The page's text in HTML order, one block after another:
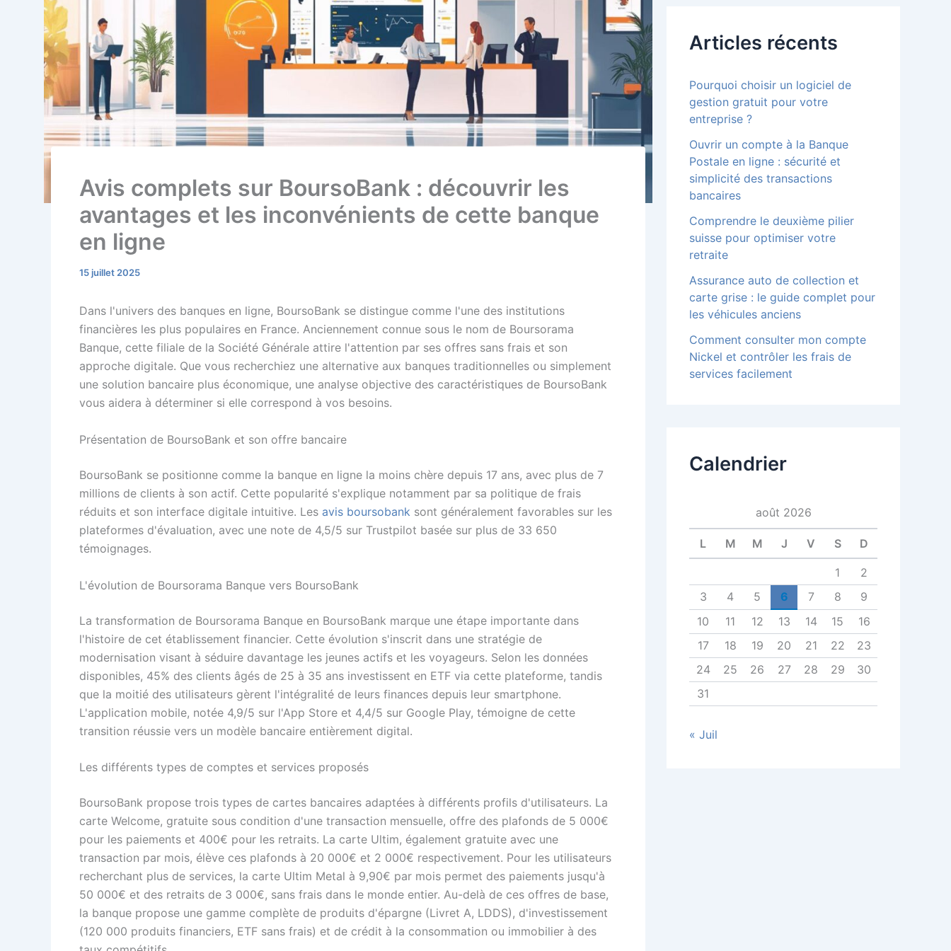
Avis complets sur BoursoBank : découvrir les
avantages et les inconvénients de cette banque
en ligne
15 juillet 2025
Dans l'univers des banques en ligne, BoursoBank se distingue comme l'une des institutions
financières les plus populaires en France. Anciennement connue sous le nom de Boursorama
Banque, cette filiale de la Société Générale attire l'attention par ses offres sans frais et son
approche digitale. Que vous recherchiez une alternative aux banques traditionnelles ou simplement
une solution bancaire plus économique, une analyse objective des caractéristiques de BoursoBank
vous aidera à déterminer si elle correspond à vos besoins.
Présentation de BoursoBank et son offre bancaire
BoursoBank se positionne comme la banque en ligne la moins chère depuis 17 ans, avec plus de 7
millions de clients à son actif. Cette popularité s'explique notamment par sa politique de frais
réduits et son interface digitale intuitive. Les avis boursobank sont généralement favorables sur les
plateformes d'évaluation, avec une note de 4,5/5 sur Trustpilot basée sur plus de 33 650
témoignages.
L'évolution de Boursorama Banque vers BoursoBank
La transformation de Boursorama Banque en BoursoBank marque une étape importante dans
l'histoire de cet établissement financier. Cette évolution s'inscrit dans une stratégie de
modernisation visant à séduire davantage les jeunes actifs et les voyageurs. Selon les données
disponibles, 45% des clients âgés de 25 à 35 ans investissent en ETF via cette plateforme, tandis
que la moitié des utilisateurs gèrent l'intégralité de leurs finances depuis leur smartphone.
L'application mobile, notée 4,9/5 sur l'App Store et 4,4/5 sur Google Play, témoigne de cette
transition réussie vers un modèle bancaire entièrement digital.
Les différents types de comptes et services proposés
BoursoBank propose trois types de cartes bancaires adaptées à différents profils d'utilisateurs. La
carte Welcome, gratuite sous condition d'une transaction mensuelle, offre des plafonds de 5 000€
pour les paiements et 400€ pour les retraits. La carte Ultim, également gratuite avec une
transaction par mois, élève ces plafonds à 20 000€ et 2 000€ respectivement. Pour les utilisateurs
recherchant plus de services, la carte Ultim Metal à 9,90€ par mois permet des paiements jusqu'à
50 000€ et des retraits de 3 000€, sans frais dans le monde entier. Au-delà de ces offres de base,
la banque propose une gamme complète de produits d'épargne (Livret A, LDDS), d'investissement
(120 000 produits financiers, ETF sans frais) et de crédit à la consommation ou immobilier à des
h
eArticles récents
Pourquoi choisir un logiciel de
gestion gratuit pour votre
entreprise ?
Ouvrir un compte à la Banque
Postale en ligne : sécurité et
simplicité des transactions
bancaires
Comprendre le deuxième pilier
suisse pour optimiser votre
retraite
Assurance auto de collection et
carte grise : le guide complet pour
les véhicules anciens
Comment consulter mon compte
Nickel et contrôler les frais de
services facilement
Calendrier
août 2026
L M M J V S D
1
2
3
4 5 6 7 8
9
10
11 12 13 14 15
16
17
18 19 20 21 22
23
24
25 26 27 28 29
30
31
« Juil